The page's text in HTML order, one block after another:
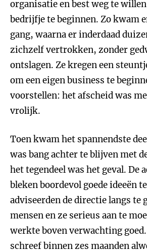
organisatie en best weg te
bedrijfje te beginnen. Zo kwam
gang, waarna er inderdaad
zichzelf vertrokken, zonder
ontslagen. Ze kregen een
om een eigen business te
voorstellen: het afscheid was
vrolijk.
Toen kwam het spannendste
was bang achter te blijven met
het tegendeel was het geval. De
bleken boordevol goede ideeën
adviseerden de directie langs te
mensen en ze serieus aan te
werkte boven verwachting
schreef binnen zes maanden